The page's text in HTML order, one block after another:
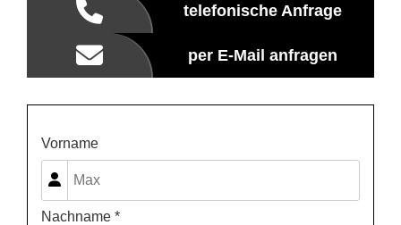
telefonische Anfrage
per E-Mail anfragen
Vorname
Nachname *